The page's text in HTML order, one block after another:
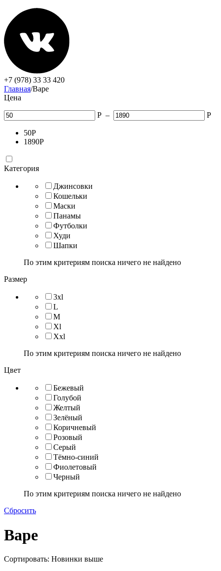
+7 (978) 33 33 420
Главная/Bape
Цена
Р – Р
50Р
1890Р
Категория
Джинсовки
Кошельки
Маски
Панамы
Футболки
Худи
Шапки
По этим критериям поиска ничего не найдено
Размер
3xl
L
M
Xl
Xxl
По этим критериям поиска ничего не найдено
Цвет
Бежевый
Голубой
Желтый
Зелёный
Коричневый
Розовый
Серый
Тёмно-синий
Фиолетовый
Черный
По этим критериям поиска ничего не найдено
Сбросить
Bape
Сортировать: Новинки выше